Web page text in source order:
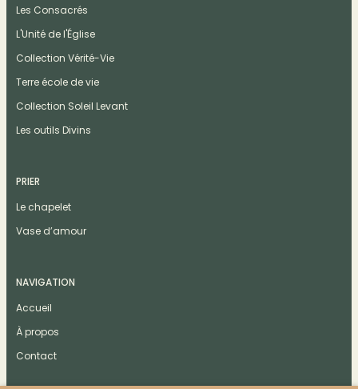
Les Consacrés
L'Unité de l'Église
Collection Vérité-Vie
Terre école de vie
Collection Soleil Levant
Les outils Divins
PRIER
Le chapelet
Vase d’amour
NAVIGATION
Accueil
À propos
Contact